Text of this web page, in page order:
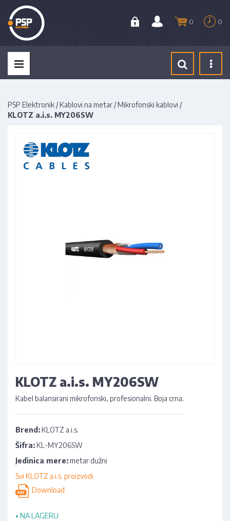
0 0
PSP Elektronik /Kablovi na metar /Mikrofonski kablovi /
KLOTZ a.i.s. MY206SW
KLOTZ a.i.s. MY206SW
Kabel balansirani mikrofonski, profesionalni. Boja crna.
Brend:KLOTZ a.i.s.
Šifra:KL-MY206SW
Jedinica mere:metar dužni
Svi KLOTZ a.i.s. proizvodi
Download
• NA LAGERU